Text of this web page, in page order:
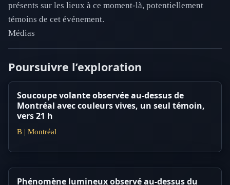
présents sur les lieux à ce moment-là, potentiellement
témoins de cet événement.
Médias
Poursuivre l’exploration
Soucoupe volante observée au-dessus de
Montréal avec couleurs vives, un seul témoin,
vers 21 h
B | Montréal
Phénomène lumineux observé au-dessus du